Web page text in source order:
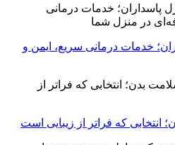
خدمات درمانی سریع، ایمن و
انتخابی که فراتر از زیبایی است